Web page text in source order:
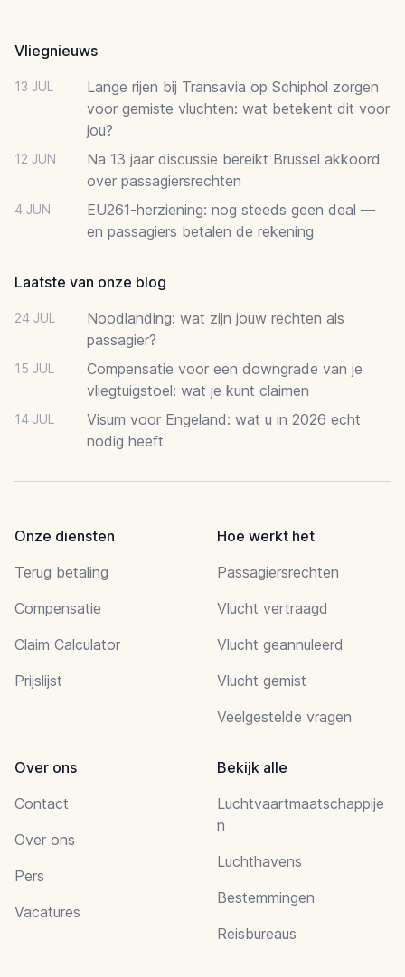
Vliegnieuws
13 JUL
Lange rijen bij Transavia op Schiphol zorgen
voor gemiste vluchten: wat betekent dit voor
jou?
12 JUN
Na 13 jaar discussie bereikt Brussel akkoord
over passagiersrechten
4 JUN
EU261-herziening: nog steeds geen deal —
en passagiers betalen de rekening
Laatste van onze blog
24 JUL
Noodlanding: wat zijn jouw rechten als
passagier?
15 JUL
Compensatie voor een downgrade van je
vliegtuigstoel: wat je kunt claimen
14 JUL
Visum voor Engeland: wat u in 2026 echt
nodig heeft
Onze diensten
Terug betaling
Compensatie
Claim Calculator
Prijslijst
Hoe werkt het
Passagiersrechten
Vlucht vertraagd
Vlucht geannuleerd
Vlucht gemist
Veelgestelde vragen
Over ons
Contact
Over ons
Pers
Vacatures
Bekijk alle
Luchtvaartmaatschappije
n
Luchthavens
Bestemmingen
Reisbureaus